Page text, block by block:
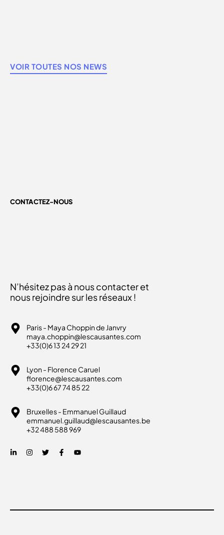
VOIR TOUTES NOS NEWS
CONTACTEZ-NOUS
N’hésitez pas à nous contacter et
nous rejoindre sur les réseaux !
Paris - Maya Choppin de Janvry
maya.choppin@lescausantes.com
+33(0)6 13 24 29 21
Lyon - Florence Caruel
florence@lescausantes.com
+33(0)6 67 74 85 22
Bruxelles - Emmanuel Guillaud
emmanuel.guillaud@lescausantes.be
+32 488 588 969